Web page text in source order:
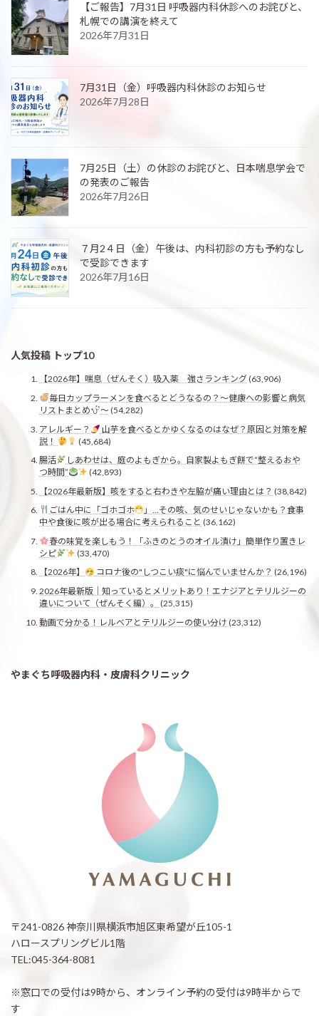
【ご報告】7月31日 呼吸器内科休診へのお詫びと、
札幌での講演を終えて
2026年7月31日
7月31日（金）呼吸器内科休診のお知らせ
2026年7月28日
7月25日（土）の休診のお詫びと、日本喘息学会で
の発表のご報告
2026年7月26日
７月2４日（金）午後は、内科初診の方も予約なし
で受診できます
2026年7月16日
人気投稿 トップ10
【2026年】喘息（ぜんそく）吸入薬 強さランキング(63,906)
毎日カップラーメンを食べるとどうなるの？〜健康への影響と病気
リストまとめ
〜(54,282)
アレルギー？
山芋を食べるとかゆくなるのはなぜ？原因と対策を解
説！
(45,684)
腸活
しあわせは、庭のよもぎから。自家製よもぎ餅で“整えるおや
つ時間”
(42,893)
【2026年最新版】咳をすると右わきや左脇が痛い理由とは？ (38,842)
ごはん中に「ゴホゴホ
」…その咳、気のせいじゃないかも？食事
中や食後に咳が出る場合に考えられること (36,162)
春の味覚を楽しもう！「ふきのとうのオイル漬け」簡単作り置きレ
シピ
(33,470)
【2026年】
コロナ後の"しつこい痰"に悩んでいませんか？ (26,196)
2026年最新版｜知っているとメリットあり！エナジアとテリルジーの
違いについて（ぜんそく編）。
(25,315)
動画で分かる！レルベアとテリルジーの使い分け (23,312)
やまぐち呼吸器内科・皮膚科クリニック
〒241-0826 神奈川県横浜市旭区東希望が丘105-1
ハロースプリングビル1階
TEL:045-364-8081
※窓口での受付は9時から、オンライン予約の受付は9時半からで
す